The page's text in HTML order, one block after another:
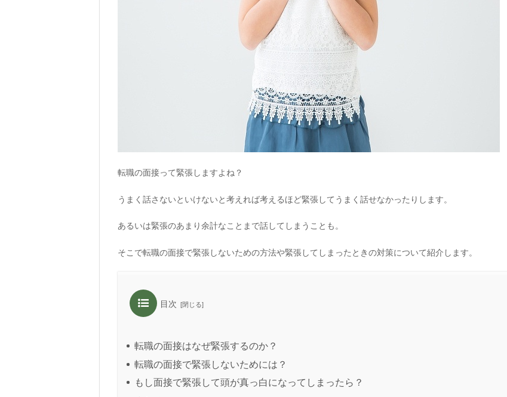
転職の面接って緊張しますよね？
うまく話さないといけないと考えれば考えるほど緊張してうまく話せなかったりします。
あるいは緊張のあまり余計なことまで話してしまうことも。
そこで転職の面接で緊張しないための方法や緊張してしまったときの対策について紹介します。
目次
転職の面接はなぜ緊張するのか？
転職の面接で緊張しないためには？
もし面接で緊張して頭が真っ白になってしまったら？